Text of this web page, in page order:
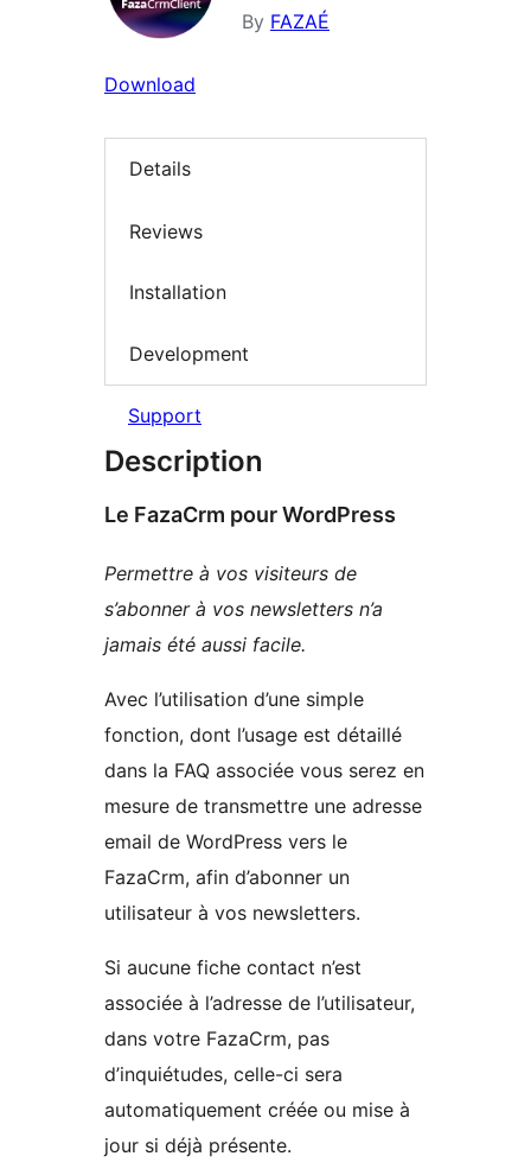
By FAZAÉ
Download
Details
Reviews
Installation
Development
Support
Description
Le FazaCrm pour WordPress
Permettre à vos visiteurs de
s’abonner à vos newsletters n’a
jamais été aussi facile.
Avec l’utilisation d’une simple
fonction, dont l’usage est détaillé
dans la FAQ associée vous serez en
mesure de transmettre une adresse
email de WordPress vers le
FazaCrm, afin d’abonner un
utilisateur à vos newsletters.
Si aucune fiche contact n’est
associée à l’adresse de l’utilisateur,
dans votre FazaCrm, pas
d’inquiétudes, celle-ci sera
automatiquement créée ou mise à
jour si déjà présente.